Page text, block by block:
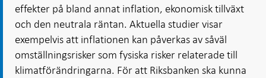
effekter på bland annat inflation, ekonomisk tillväxt
och den neutrala räntan. Aktuella studier visar
exempelvis att inflationen kan påverkas av såväl
omställningsrisker som fysiska risker relaterade till
klimatförändringarna. För att Riksbanken ska kunna